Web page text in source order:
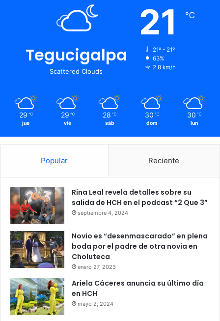
Tegucigalpa
Scattered Clouds
21 ℃
21º - 21º
63%
2.8 km/h
29 ℃
jue
29 ℃
vie
28 ℃
sáb
30 ℃
dom
30 ℃
lun
Popular Reciente
Rina Leal revela detalles sobre su
salida de HCH en el podcast “2 Que 3”
septiembre 4, 2024
Novio es “desenmascarado” en plena
boda por el padre de otra novia en
Choluteca
enero 27, 2023
Ariela Cáceres anuncia su último día
en HCH
mayo 2, 2024